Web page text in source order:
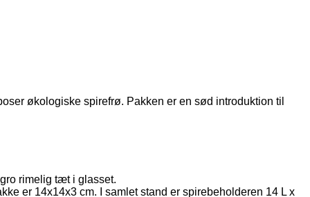
økologiske spirefrø. Pakken er en sød introduktion til
rimelig tæt i glasset.
er 14x14x3 cm. I samlet stand er spirebeholderen 14 L x